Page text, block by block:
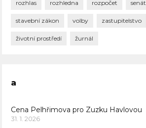
rozhlas rozhledna rozpočet senát
stavební zákon volby zastupitelstvo
životní prostředí žurnál
a
Cena Pelhřimova pro Zuzku Havlovou
31. 1. 2026